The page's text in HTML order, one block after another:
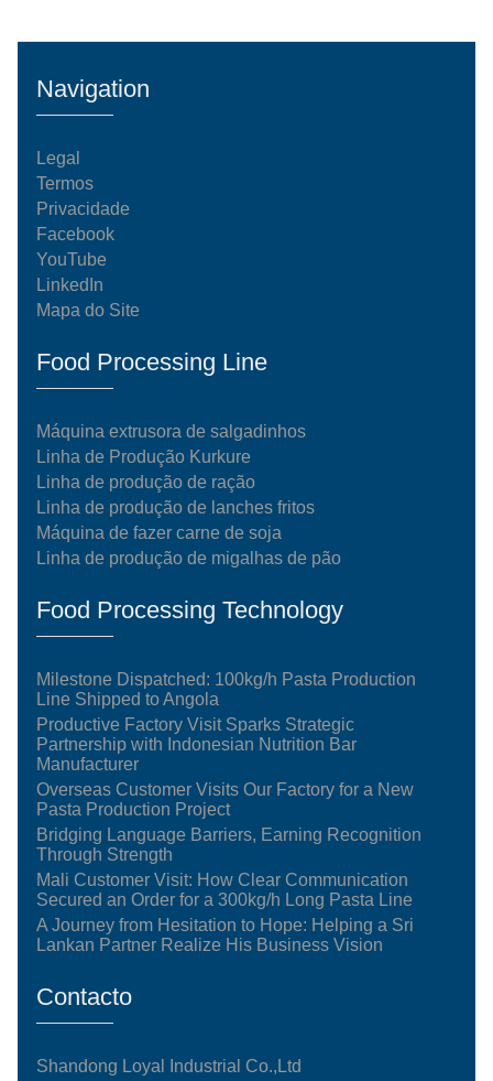
Navigation
Legal
Termos
Privacidade
Facebook
YouTube
LinkedIn
Mapa do Site
Food Processing Line
Máquina extrusora de salgadinhos
Linha de Produção Kurkure
Linha de produção de ração
Linha de produção de lanches fritos
Máquina de fazer carne de soja
Linha de produção de migalhas de pão
Food Processing Technology
Milestone Dispatched: 100kg/h Pasta Production
Line Shipped to Angola
Productive Factory Visit Sparks Strategic
Partnership with Indonesian Nutrition Bar
Manufacturer
Overseas Customer Visits Our Factory for a New
Pasta Production Project
Bridging Language Barriers, Earning Recognition
Through Strength
Mali Customer Visit: How Clear Communication
Secured an Order for a 300kg/h Long Pasta Line
A Journey from Hesitation to Hope: Helping a Sri
Lankan Partner Realize His Business Vision
Contacto
Shandong Loyal Industrial Co.,Ltd